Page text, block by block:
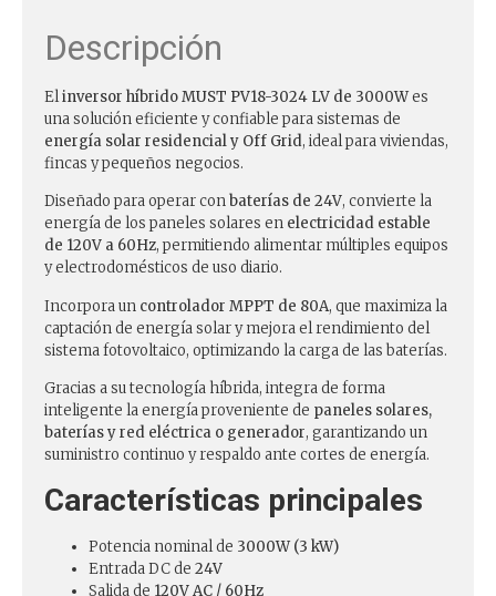
Descripción
Elinversor híbrido MUST PV18-3024 LV de 3000Wes
una solución eficiente y confiable para sistemas de
energía solar residencial y Off Grid, ideal para viviendas,
fincas y pequeños negocios.
Diseñado para operar conbaterías de 24V, convierte la
energía de los paneles solares en electricidad estable
de 120V a 60Hz, permitiendo alimentar múltiples equipos
y electrodomésticos de uso diario.
Incorpora un controlador MPPT de 80A, que maximiza la
captación de energía solar y mejora el rendimiento del
sistema fotovoltaico, optimizando la carga de las baterías.
Gracias a su tecnología híbrida, integra de forma
inteligente la energía proveniente de paneles solares,
baterías y red eléctrica o generador, garantizando un
suministro continuo y respaldo ante cortes de energía.
Características principales
Potencia nominal de 3000W (3 kW)
Entrada DC de 24V
Salida de 120V AC / 60Hz